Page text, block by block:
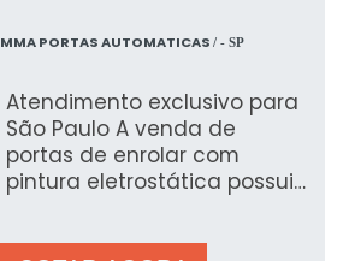
MMA PORTAS AUTOMATICAS / - SP
Atendimento exclusivo para
São Paulo A venda de
portas de enrolar com
pintura eletrostática possui